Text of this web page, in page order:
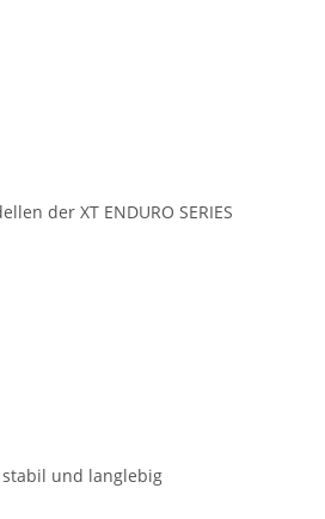
der XT ENDURO SERIES
und langlebig